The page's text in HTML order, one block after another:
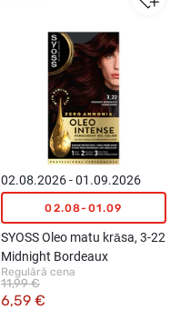
02.08.2026 - 01.09.2026
02.08-01.09
SYOSS Oleo matu krāsa, 3-22
Midnight Bordeaux
Regulārā cena
6,59 €
11,99 €